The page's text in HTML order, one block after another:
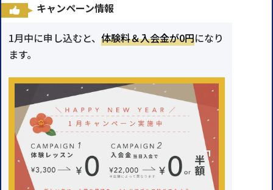
キャンペーン情報
1月中に申し込むと、 体験料＆入会金が0円になり
ます。